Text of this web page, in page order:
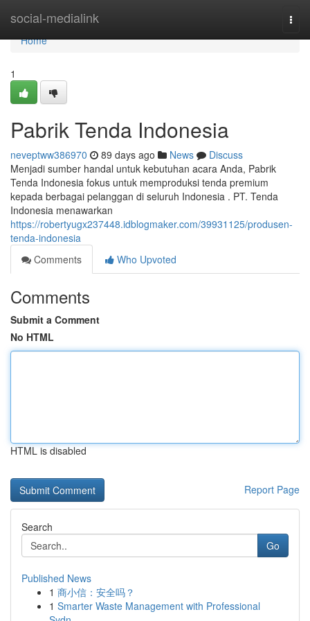
social-medialink
Home
Home
1
Pabrik Tenda Indonesia
neveptww386970 89 days ago News
Discuss
Menjadi sumber handal untuk kebutuhan acara Anda, Pabrik
Tenda Indonesia fokus untuk memproduksi tenda premium
kepada berbagai pelanggan di seluruh Indonesia . PT. Tenda
Indonesia menawarkan
https://robertyugx237448.idblogmaker.com/39931125/produsen-
tenda-indonesia
Comments
Who Upvoted
Comments
Submit a Comment
No HTML
HTML is disabled
Report Page
Search
Go
Published News
1 商小信：安全吗？
1 Smarter Waste Management with Professional